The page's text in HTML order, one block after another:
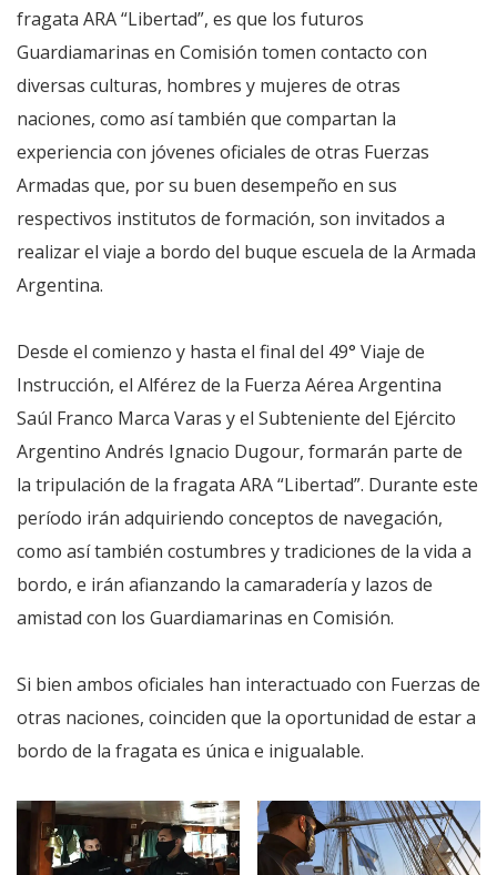
fragata ARA “Libertad”, es que los futuros
Guardiamarinas en Comisión tomen contacto con
diversas culturas, hombres y mujeres de otras
naciones, como así también que compartan la
experiencia con jóvenes oficiales de otras Fuerzas
Armadas que, por su buen desempeño en sus
respectivos institutos de formación, son invitados a
realizar el viaje a bordo del buque escuela de la Armada
Argentina.
Desde el comienzo y hasta el final del 49° Viaje de
Instrucción, el Alférez de la Fuerza Aérea Argentina
Saúl Franco Marca Varas y el Subteniente del Ejército
Argentino Andrés Ignacio Dugour, formarán parte de
la tripulación de la fragata ARA “Libertad”. Durante este
período irán adquiriendo conceptos de navegación,
como así también costumbres y tradiciones de la vida a
bordo, e irán afianzando la camaradería y lazos de
amistad con los Guardiamarinas en Comisión.
Si bien ambos oficiales han interactuado con Fuerzas de
otras naciones, coinciden que la oportunidad de estar a
bordo de la fragata es única e inigualable.